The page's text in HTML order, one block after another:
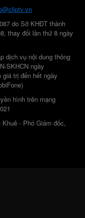
do Sở KHĐT thành
thay đổi lần thứ 8 ngày
dịch vụ nội dung thông
SKHCN ngày
trị đến hết ngày
hình trên mạng
- Phó Giám đốc,